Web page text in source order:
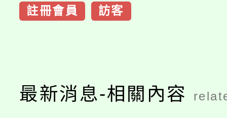
註冊會員 訪客
最新消息-相關內容